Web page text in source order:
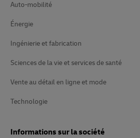
Auto-mobilité
Énergie
Ingénierie et fabrication
Sciences de la vie et services de santé
Vente au détail en ligne et mode
Technologie
Informations sur la société